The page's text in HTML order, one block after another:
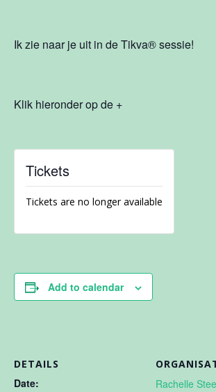
Ik zie naar je uit in de Tikva®sessie!
Klik hieronder op de +
Tickets
Tickets are no longer available
Add to calendar
DETAILS
Date:
Rachelle